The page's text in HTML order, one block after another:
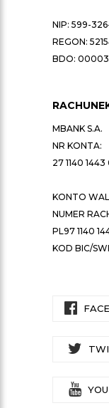
NIP: 599-
REGON:
BDO:
MBANK S.A.
NR KONTA:
27 1140
KONTO
NUMER
PL97 1140
KOD BIC/